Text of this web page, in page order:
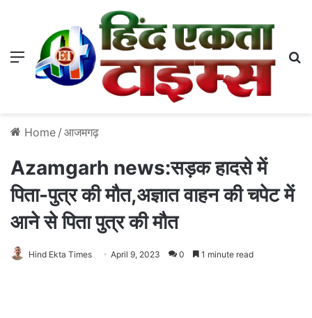
Menu
Home / आजमगढ़
Azamgarh news:सड़क हादसे में
पिता-पुत्र की मौत,अज्ञात वाहन की चपेट में
आने से पिता पुत्र की मौत
Hind Ekta Times April 9, 2023 0 1 minute read